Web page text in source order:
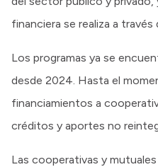
financiera se realiza a través
Los programas ya se
desde 2024. Hasta el
financiamientos a
créditos y aportes no
Las cooperativas y